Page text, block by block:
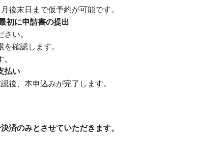
後末日まで仮予約が可能です。
初に申請書の提出
い。
確認します。
払い
後、本申込みが完了します。
済のみとさせていただきます。